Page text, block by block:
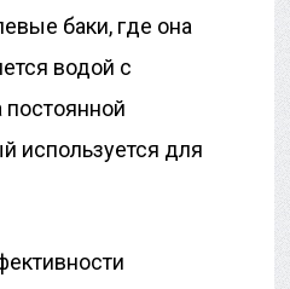
баки, где она
водой с
постоянной
используется для